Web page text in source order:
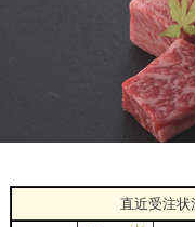
直近受注
03-
03-
1
08-